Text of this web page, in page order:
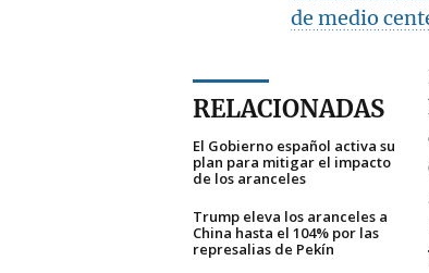
de medio
RELACIONADAS
El Gobierno español activa su
plan para mitigar el impacto
de los aranceles
Trump eleva los aranceles a
China hasta el 104% por las
represalias de Pekín